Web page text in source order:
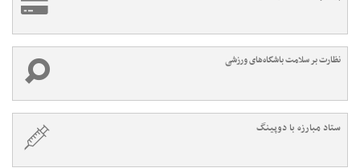
نظارت بر سلامت باشگاه‌های ورزشی
ستاد مبارزه با دوپینگ